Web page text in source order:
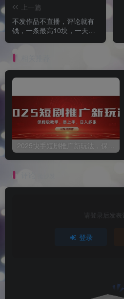
上一篇
不发作品不直播，评论就有
钱，一条最高10块，一天搞
请登录后发表
登录